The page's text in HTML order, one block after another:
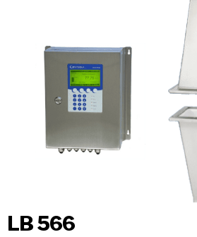
LB 566